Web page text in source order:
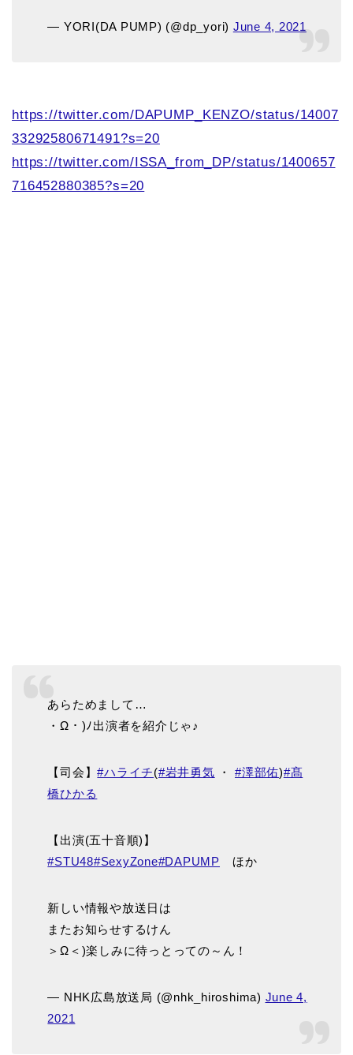
— YORI(DA PUMP) (@dp_yori) June 4, 2021
https://twitter.com/DAPUMP_KENZO/status/14007
33292580671491?s=20
https://twitter.com/ISSA_from_DP/status/1400657
716452880385?s=20
あらためまして…
・Ω・)ﾉ出演者を紹介じゃ♪
【司会】#ハライチ(#岩井勇気 ・ #澤部佑)#髙
橋ひかる
【出演(五十音順)】
#STU48#SexyZone#DAPUMP ほか
新しい情報や放送日は
またお知らせするけん
＞Ω＜)楽しみに待っとっての～ん！
— NHK広島放送局 (@nhk_hiroshima) June 4,
2021